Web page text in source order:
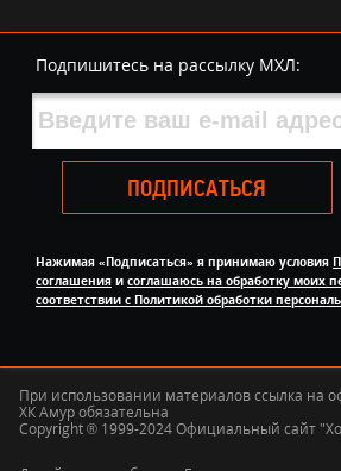
Подпишитесь на рассылку МХЛ:
ПОДПИСАТЬСЯ
Нажимая «Подписаться» я принимаю условия
соглашения и соглашаюсь на обработку моих
соответствии с Политикой обработки
При использовании материалов ссылка на
ХК Амур обязательна
Copyright ® 1999-2024 Официальный сайт